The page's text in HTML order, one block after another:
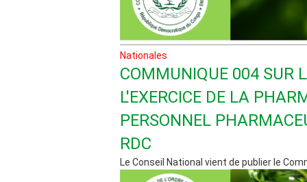
Nationales
COMMUNIQUE 004 SUR
L'EXERCICE DE LA
PERSONNEL
RDC
Le Conseil National vient de publier le